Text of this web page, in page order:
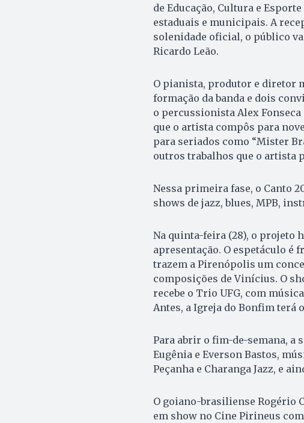
de Educação, Cultura e
estaduais e municipais. A
solenidade oficial, o público
Ricardo Leão.
O pianista, produtor e diretor
formação da banda e dois
o percussionista Alex
que o artista compôs para
para seriados como “Mister
outros trabalhos que o artista
Nessa primeira fase, o Canto
shows de jazz, blues, MPB,
Na quinta-feira (28), o projeto
apresentação. O espetáculo é
trazem a Pirenópolis um
composições de Vinícius. O
recebe o Trio UFG, com
Antes, a Igreja do Bonfim terá
Para abrir o fim-de-semana, a
Eugênia e Everson Bastos,
Peçanha e Charanga Jazz, e
O goiano-brasiliense Rogério
em show no Cine Pirineus